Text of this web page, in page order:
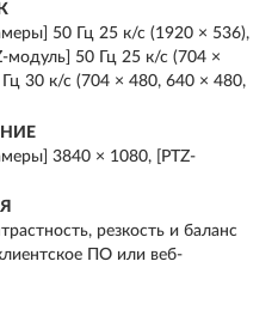
50 Гц 25 к/с (1920 × 536),
модуль] 50 Гц 25 к/с (704 ×
30 к/с (704 × 480, 640 × 480,
3840 × 1080, [PTZ-
резкость и баланс
ПО или веб-